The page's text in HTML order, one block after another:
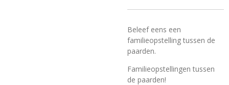
Beleef eens een
familieopstelling tussen de
paarden.
Familieopstellingen tussen
de paarden!